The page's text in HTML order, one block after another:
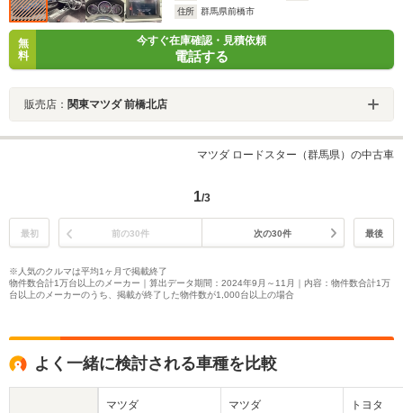
住所
群馬県前橋市
無
料
今すぐ在庫確認・見積依頼
電話する
販売店： 関東マツダ 前橋北店
マツダ ロードスター（群馬県）の中古車
1/3
最初 前の30件 次の30件 最後
※人気のクルマは平均1ヶ月で掲載終了
物件数合計1万台以上のメーカー｜算出データ期間：2024年9月～11月｜内容：物件数合計1万
台以上のメーカーのうち、掲載が終了した物件数が1,000台以上の場合
よく一緒に検討される車種を比較
マツダ マツダ トヨタ